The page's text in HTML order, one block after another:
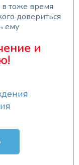
тоже время
довериться
ему
и